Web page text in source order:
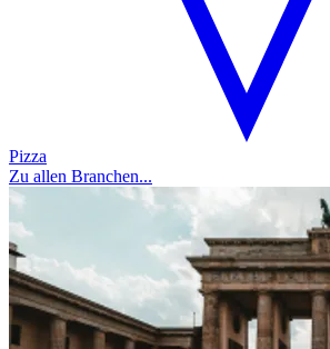
Pizza
Zu allen Branchen...